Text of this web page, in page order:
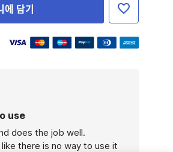
에 담기
use
does the job well.
there is no way to use it